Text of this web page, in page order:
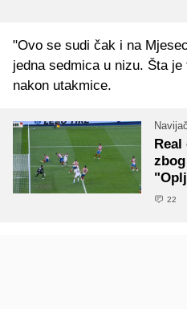
"Ovo se sudi čak i na
jedna sedmica u nizu. Šta
nakon utakmice.
22